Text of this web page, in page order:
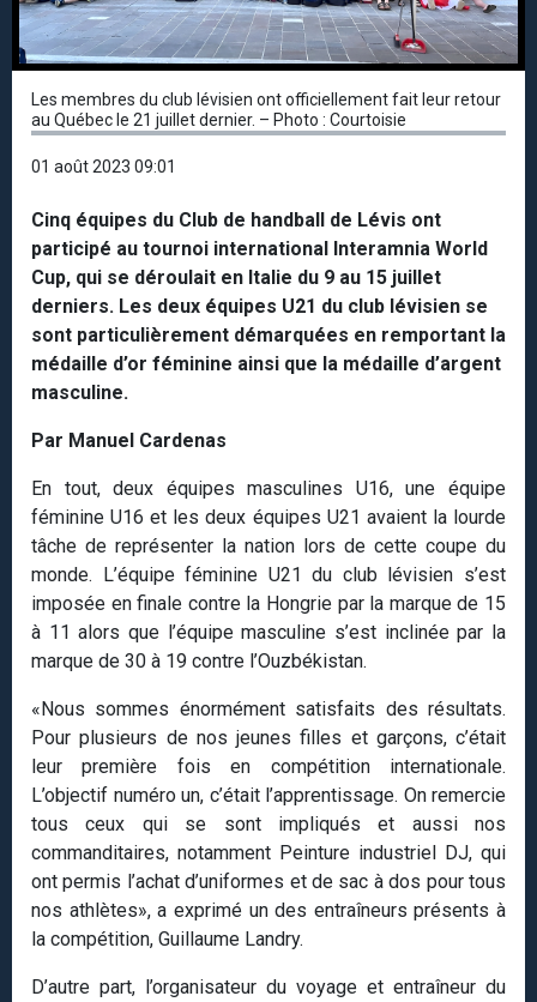
Les membres du club lévisien ont officiellement fait leur retour
au Québec le 21 juillet dernier. – Photo : Courtoisie
01 août 2023 09:01
Cinq équipes du Club de handball de Lévis ont
participé au tournoi international Interamnia World
Cup, qui se déroulait en Italie du 9 au 15 juillet
derniers. Les deux équipes U21 du club lévisien se
sont particulièrement démarquées en remportant la
médaille d’or féminine ainsi que la médaille d’argent
masculine.
Par Manuel Cardenas
En tout, deux équipes masculines U16, une équipe
féminine U16 et les deux équipes U21 avaient la lourde
tâche de représenter la nation lors de cette coupe du
monde. L’équipe féminine U21 du club lévisien s’est
imposée en finale contre la Hongrie par la marque de 15
à 11 alors que l’équipe masculine s’est inclinée par la
marque de 30 à 19 contre l’Ouzbékistan.
«Nous sommes énormément satisfaits des résultats.
Pour plusieurs de nos jeunes filles et garçons, c’était
leur première fois en compétition internationale.
L’objectif numéro un, c’était l’apprentissage. On remercie
tous ceux qui se sont impliqués et aussi nos
commanditaires, notamment Peinture industriel DJ, qui
ont permis l’achat d’uniformes et de sac à dos pour tous
nos athlètes», a exprimé un des entraîneurs présents à
la compétition, Guillaume Landry.
D’autre part, l’organisateur du voyage et entraîneur du